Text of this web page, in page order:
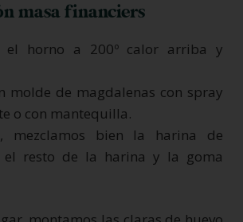
masa financiers
el horno a 200º calor arriba y
molde de magdalenas con spray
o con mantequilla.
mezclamos bien la harina de
el resto de la harina y la goma